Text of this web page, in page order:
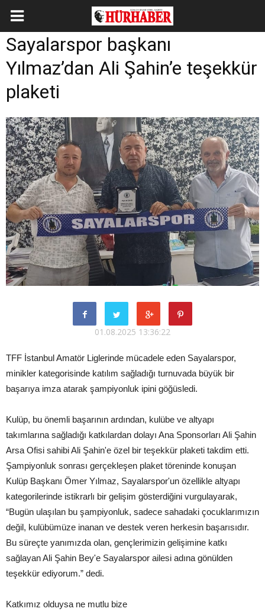
Sayalarspor başkanı
Yılmaz’dan Ali Şahin’e teşekkür
plaketi
01.08.2025 13:36:22
TFF İstanbul Amatör Liglerinde mücadele eden Sayalarspor,
minikler kategorisinde katılım sağladığı turnuvada büyük bir
başarıya imza atarak şampiyonluk ipini göğüsledi.
Kulüp, bu önemli başarının ardından, kulübe ve altyapı
takımlarına sağladığı katkılardan dolayı Ana Sponsorları Ali Şahin
Arsa Ofisi sahibi Ali Şahin'e özel bir teşekkür plaketi takdim etti.
Şampiyonluk sonrası gerçekleşen plaket töreninde konuşan
Kulüp Başkanı Ömer Yılmaz, Sayalarspor'un özellikle altyapı
kategorilerinde istikrarlı bir gelişim gösterdiğini vurgulayarak,
“Bugün ulaşılan bu şampiyonluk, sadece sahadaki çocuklarımızın
değil, kulübümüze inanan ve destek veren herkesin başarısıdır.
Bu süreçte yanımızda olan, gençlerimizin gelişimine katkı
sağlayan Ali Şahin Bey'e Sayalarspor ailesi adına gönülden
teşekkür ediyorum.” dedi.
Katkımız olduysa ne mutlu bize